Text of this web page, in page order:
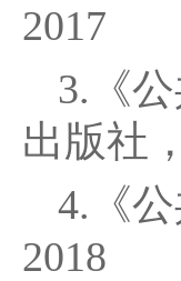
2017
3.《
出版社
4.《
2018